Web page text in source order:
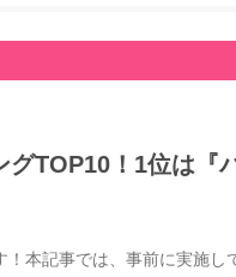
TOP10！1位は『
本記事では、事前に実施し